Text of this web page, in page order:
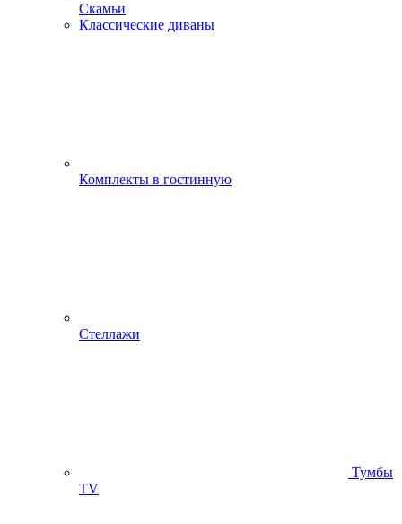
Скамьи
Классические диваны
Комплекты в гостинную
Стеллажи
Тумбы
ТV